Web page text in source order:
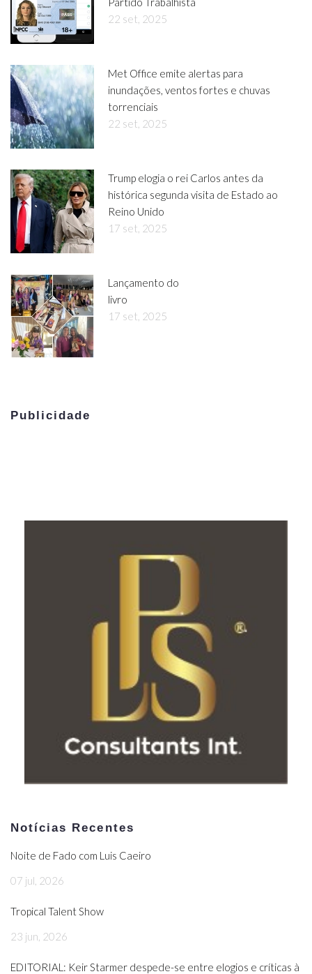
22 set, 2025
Met Office emite alertas para
inundações, ventos fortes e chuvas
torrenciais
22 set, 2025
Trump elogia o rei Carlos antes da
histórica segunda visita de Estado ao
Reino Unido
17 set, 2025
Lançamento do
livro
17 set, 2025
Publicidade
Notícias Recentes
Noite de Fado com Luis Caeiro
07 jul, 2026
Tropical Talent Show
23 jun, 2026
EDITORIAL: Keir Starmer despede-se entre elogios e críticas à